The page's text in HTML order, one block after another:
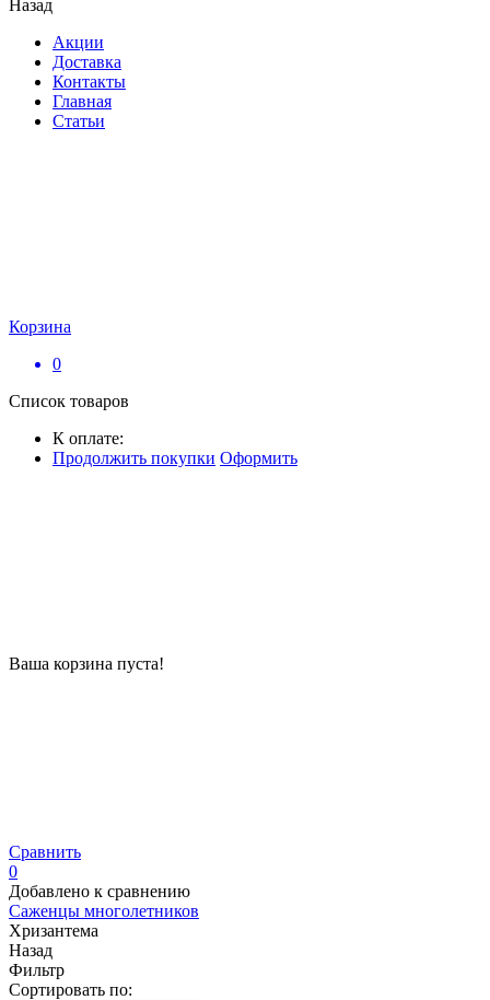
Назад
Акции
Доставка
Контакты
Главная
Статьи
Корзина
0
Список товаров
К оплате:
Продолжить покупки Оформить
Ваша корзина пуста!
Сравнить
0
Добавлено к сравнению
Саженцы многолетников
Хризантема
Назад
Фильтр
Сортировать по: